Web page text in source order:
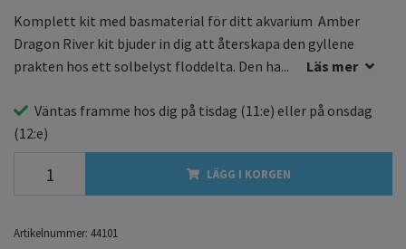
Komplett kit med basmaterial för ditt akvarium Amber
Dragon River kit bjuder in dig att återskapa den gyllene
prakten hos ett solbelyst floddelta. Den ha...
Läs mer
Väntas framme hos dig på tisdag (11:e) eller på onsdag
(12:e)
LÄGG I KORGEN
Artikelnummer: 44101